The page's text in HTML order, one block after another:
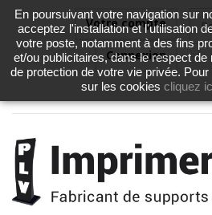
Votre compte
Connexion
En poursuivant votre navigation sur
acceptez l'installation et l'utilisation
votre poste, notamment à des fins
et/ou publicitaires, dans le respect de
de protection de votre vie privée.
sur les cookies cliquez